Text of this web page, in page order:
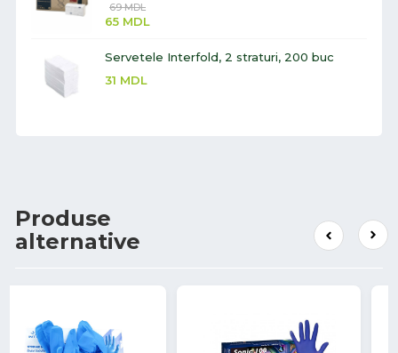
69MDL
65 MDL
Servetele Interfold, 2 straturi, 200 buc
31 MDL
Produse
alternative